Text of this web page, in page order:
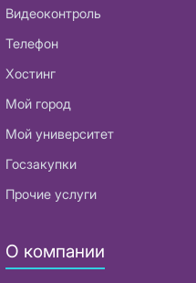
Видеоконтроль
Телефон
Хостинг
Мой город
Мой университет
Госзакупки
Прочие услуги
О компании